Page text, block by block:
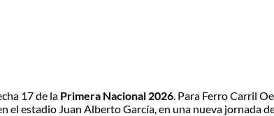
17 de la Primera Nacional 2026. Para Ferro Carril
el estadio Juan Alberto García, en una nueva jornada